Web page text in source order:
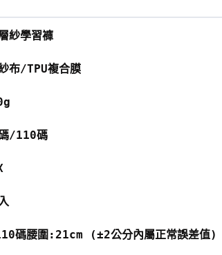
紗學習褲
布/TPU複合膜
/110碼
碼腰圍:21cm (±2公分內屬正常誤差值)